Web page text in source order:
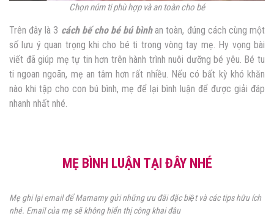
Chọn núm ti phù hợp và an toàn cho bé
Trên đây là 3 cách bế cho bé bú bìnhan toàn, đúng cách cùng một
số lưu ý quan trọng khi cho bé ti trong vòng tay mẹ. Hy vọng bài
viết đã giúp mẹ tự tin hơn trên hành trình nuôi dưỡng bé yêu. Bé tu
ti ngoan ngoãn, mẹ an tâm hơn rất nhiều. Nếu có bất kỳ khó khăn
nào khi tập cho con bú bình, mẹ để lại bình luận để được giải đáp
nhanh nhất nhé.
MẸ BÌNH LUẬN TẠI ĐÂY NHÉ
Mẹ ghi lại email để Mamamy gửi những ưu đãi đặc biệt và các tips hữu ích
nhé. Email của mẹ sẽ không hiển thị công khai đâu